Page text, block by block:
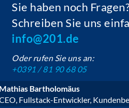
Mathias Bartholomäus
Fullstack-Entwickler,
Sie haben noch
Schreiben Sie uns
info@201.de
Oder rufen Sie uns an:
+0391 / 81 90 68 05